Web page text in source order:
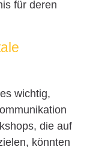
für deren
wichtig,
die auf
könnten